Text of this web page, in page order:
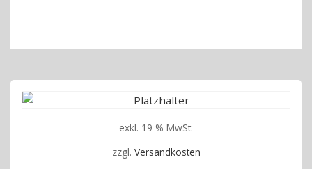
exkl. 19 % MwSt.
zzgl. Versandkosten